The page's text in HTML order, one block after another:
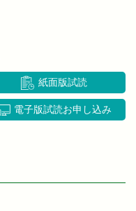
紙面版試読
電子版試読お申し込み